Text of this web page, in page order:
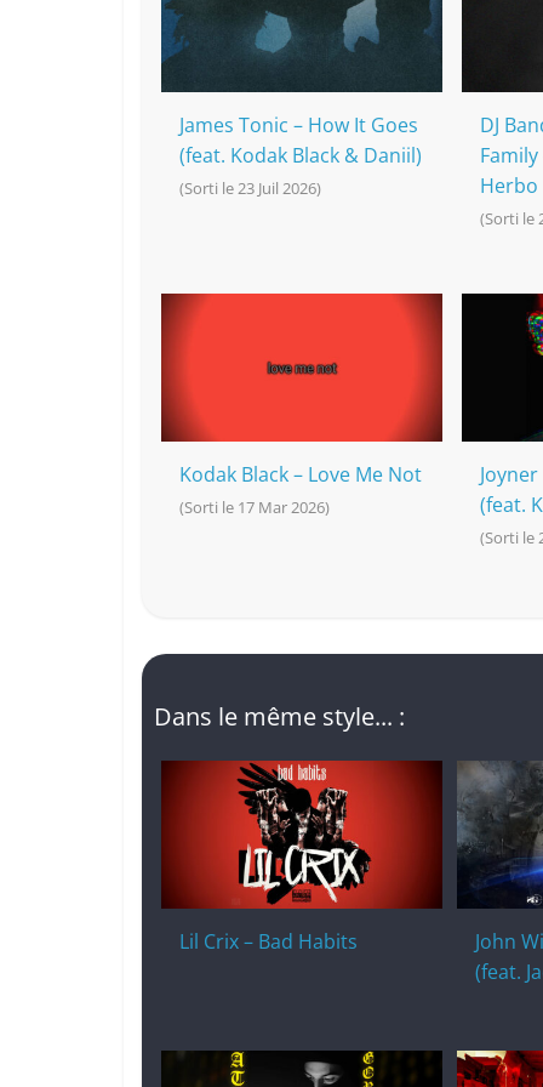
k
James Tonic – How It Goes
(feat. Kodak Black & Daniil)
(Sorti le 23 Juil 2026)
DJ
Herbo
(Sorti le
Kodak Black – Love Me Not
(Sorti le 17 Mar 2026)
(feat.
(Sorti le
Dans le même style... :
Lil Crix – Bad Habits
John
(feat.